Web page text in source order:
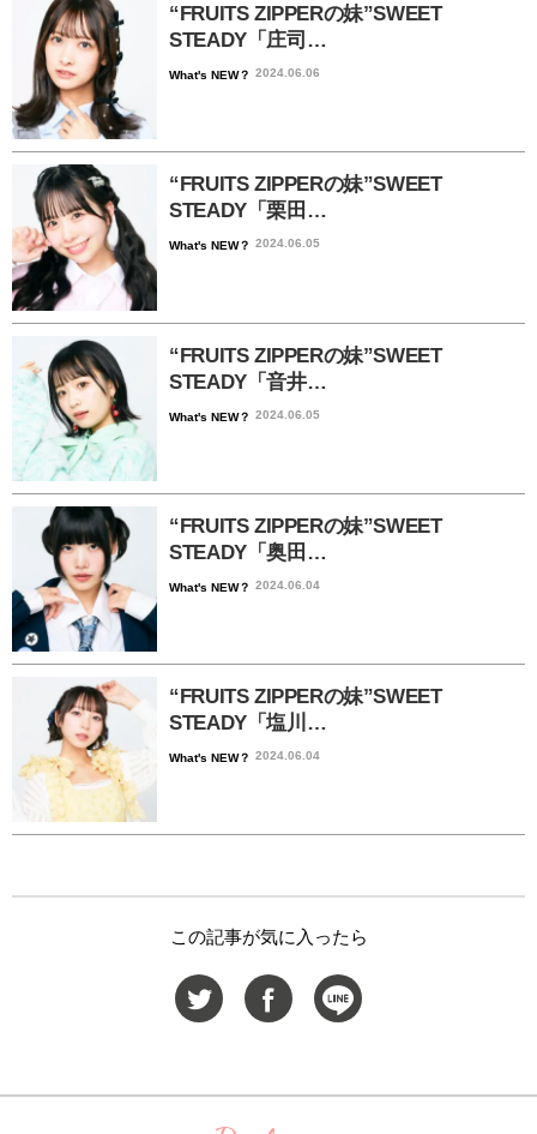
“FRUITS ZIPPERの妹”SWEET
STEADY「庄司…
What's NEW？ 2024.06.06
“FRUITS ZIPPERの妹”SWEET
STEADY「栗田…
What's NEW？ 2024.06.05
“FRUITS ZIPPERの妹”SWEET
STEADY「音井…
What's NEW？ 2024.06.05
“FRUITS ZIPPERの妹”SWEET
STEADY「奥田…
What's NEW？ 2024.06.04
“FRUITS ZIPPERの妹”SWEET
STEADY「塩川…
What's NEW？ 2024.06.04
この記事が気に入ったら